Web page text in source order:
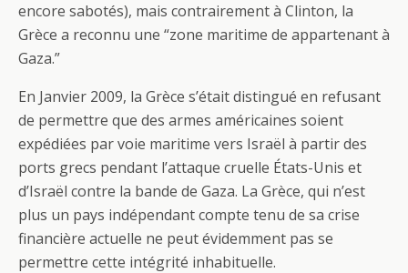
encore sabotés), mais contrairement à Clinton, la
Grèce a reconnu une “zone maritime de appartenant à
Gaza.”
En Janvier 2009, la Grèce s’était distingué en refusant
de permettre que des armes américaines soient
expédiées par voie maritime vers Israël à partir des
ports grecs pendant l’attaque cruelle États-Unis et
d’Israël contre la bande de Gaza. La Grèce, qui n’est
plus un pays indépendant compte tenu de sa crise
financière actuelle ne peut évidemment pas se
permettre cette intégrité inhabituelle.